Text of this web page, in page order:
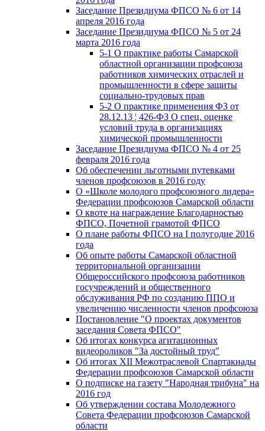
Заседание Президиума ФПСО № 6 от 14
апреля 2016 года
Заседание Президиума ФПСО № 5 от 24
марта 2016 года
5-1 О практике работы Самарской
областной организации профсоюза
работников химических отраслей и
промышленности в сфере защиты
социально-трудовых прав
5-2 О практике применения ФЗ от
28.12.13 ¦ 426-ФЗ О спец. оценке
условий труда в организациях
химической промышленности
Заседание Президиума ФПСО № 4 от 25
февраля 2016 года
Об обеспечении льготными путевками
членов профсоюзов в 2016 году
О «Школе молодого профсоюзного лидера»
Федерации профсоюзов Самарской области
О квоте на награждение Благодарностью
ФПСО, Почетной грамотой ФПСО
О плане работы ФПСО на I полугодие 2016
года
Об опыте работы Самарской областной
территориальной организации
Общероссийского профсоюза работников
госучреждений и общественного
обслуживания РФ по созданию ППО и
увеличению численности членов профсоюза
Постановление "О проектах документов
заседания Совета ФПСО"
Об итогах конкурса агитационных
видеороликов "За достойный труд"
Об итогах XII Межотраслевой Спартакиады
Федерации профсоюзов Самарской области
О подписке на газету "Народная трибуна" на
2016 год
Об утверждении состава Молодежного
Совета Федерации профсоюзов Самарской
области